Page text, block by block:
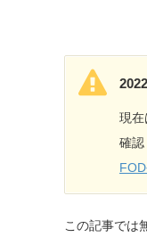
現在
確認
この記事では